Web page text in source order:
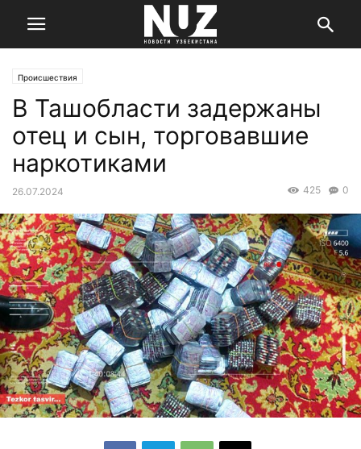
Происшествия
В Ташобласти задержаны
отец и сын, торговавшие
наркотиками
26.07.2024 0
425